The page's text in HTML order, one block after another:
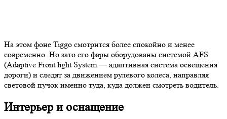
На этом фоне Tiggo смотрится более спокойно и менее
современно. Но зато его фары оборудованы системой AFS
(Adaptive Front light System — адаптивная система освещения
дороги) и следят за движением рулевого колеса, направляя
световой пучок именно туда, куда должен смотреть водитель.
Интерьер и оснащение